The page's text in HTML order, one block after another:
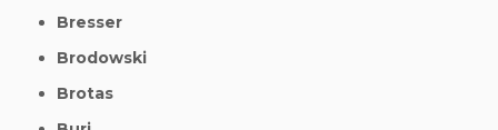
Bresser
Brodowski
Brotas